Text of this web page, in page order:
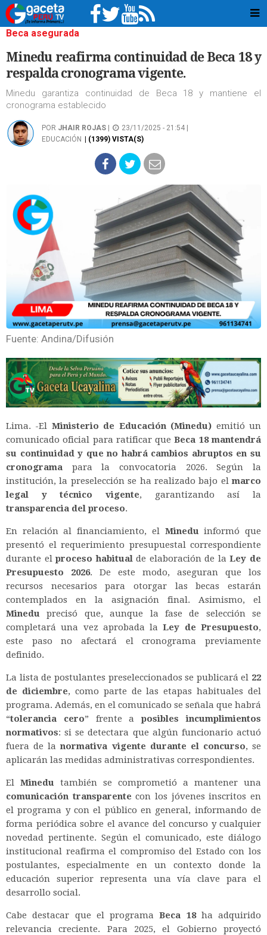
Beca asegurada
Minedu reafirma continuidad de Beca 18 y
respalda cronograma vigente.
Minedu garantiza continuidad de Beca 18 y mantiene el
cronograma establecido
POR JHAIR ROJAS
23/11/2025 - 21:54 |
EDUCACIÓN
| (1399) VISTA(S)
Fuente: Andina/Difusión
Lima. -El Ministerio de Educación (Minedu) emitió un
comunicado oficial para ratificar queBeca 18 mantendrá
su continuidad y que no habrá cambios abruptos en su
cronograma para la convocatoria 2026. Según la
institución, la preselección se ha realizado bajo elmarco
legal y técnico vigente, garantizando así la
transparencia del proceso.
En relación al financiamiento, el Minedu informó que
presentó el requerimiento presupuestal correspondiente
durante elproceso habitualde elaboración de la Ley de
Presupuesto 2026. De este modo, aseguran que los
recursos necesarios para otorgar las becas estarán
contemplados en la asignación final. Asimismo, el
Minedu precisó que, aunque la fase de selección se
completará una vez aprobada laLey de Presupuesto,
este paso no afectará el cronograma previamente
definido.
La lista de postulantes preseleccionados se publicará el 22
de diciembre, como parte de las etapas habituales del
programa. Además, en el comunicado se señala que habrá
“tolerancia cero” frente a posibles incumplimientos
normativos: si se detectara que algún funcionario actuó
fuera de lanormativa vigente durante el concurso, se
aplicarán las medidas administrativas correspondientes.
El Minedu también se comprometió a mantener una
comunicación transparente con los jóvenes inscritos en
el programa y con el público en general, informando de
forma periódica sobre el avance del concurso y cualquier
novedad pertinente. Según el comunicado, este diálogo
institucional reafirma el compromiso del Estado con los
postulantes, especialmente en un contexto donde la
educación superior representa una vía clave para el
desarrollo social.
Cabe destacar que el programaBeca 18ha adquirido
relevancia creciente. Para 2025, el Gobierno proyectó